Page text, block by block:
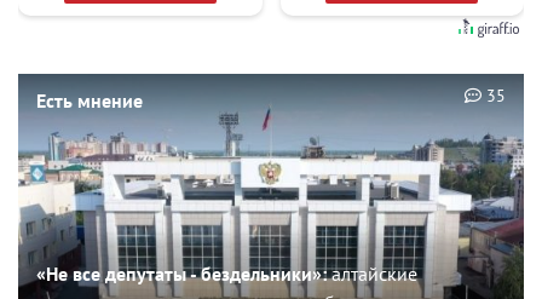
Есть мнение
«Не все депутаты - бездельники»:алтайские
35